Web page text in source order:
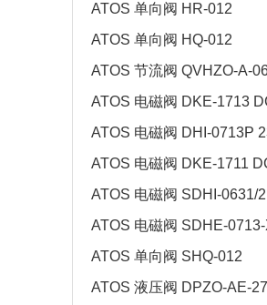
ATOS 单向阀 HR-012
ATOS 单向阀 HQ-012
ATOS 节流阀 QVHZO-A-
ATOS 电磁阀 DKE-1713
ATOS 电磁阀 DHI-0713P
ATOS 电磁阀 DKE-1711
ATOS 电磁阀 SDHI-0631/
ATOS 电磁阀 SDHE-
ATOS 单向阀 SHQ-012
ATOS 液压阀 DPZO-AE-